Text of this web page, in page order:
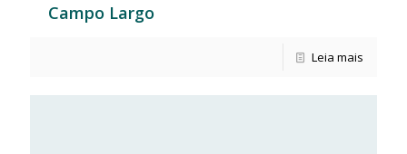
Campo Largo
Leia mais